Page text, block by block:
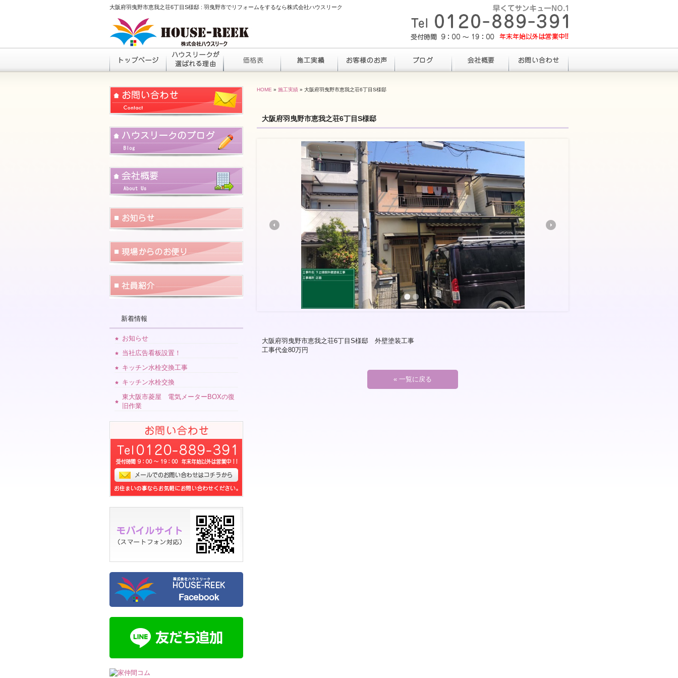
大阪府羽曳野市恵我之荘6丁目S様邸 : 羽曳野市でリフォームをするなら株式会社ハウスリーク
HOME » 施工実績 » 大阪府羽曳野市恵我之荘6丁目S様邸
大阪府羽曳野市恵我之荘6丁目S様邸
大阪府羽曳野市恵我之荘6丁目S様邸 外壁塗装工事
工事代金80万円
« 一覧に戻る
新着情報
お知らせ
当社広告看板設置！
キッチン水栓交換工事
キッチン水栓交換
東大阪市菱屋 電気メーターBOXの復
旧作業